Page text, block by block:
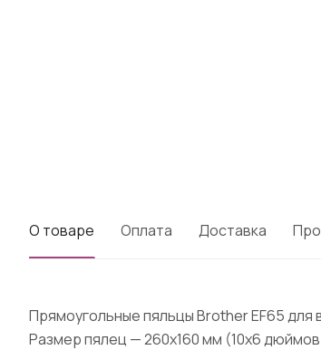
О товаре Оплата Доставка
Прямоугольные пяльцы Brother EF65
Размер пялец — 260х160 мм (10х6